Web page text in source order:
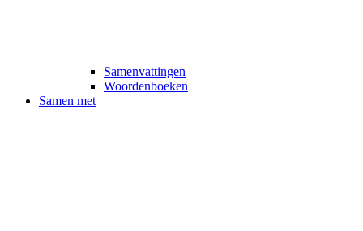
Samenvattingen
Woordenboeken
Samen met